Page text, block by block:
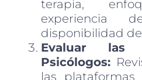
terapia,
experiencia
disponibilidad
Evaluar las
Psicólogos:
las